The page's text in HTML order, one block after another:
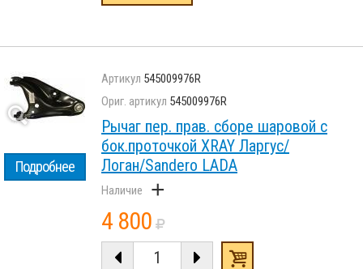
Подробнее
545009976R
545009976R
Рычаг пер. прав. сборе шаровой с
бок.проточкой XRAY Ларгус/
Логан/Sandero LADA
+
4 800